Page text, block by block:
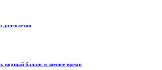
долголетия
водный баланс в зимнее время